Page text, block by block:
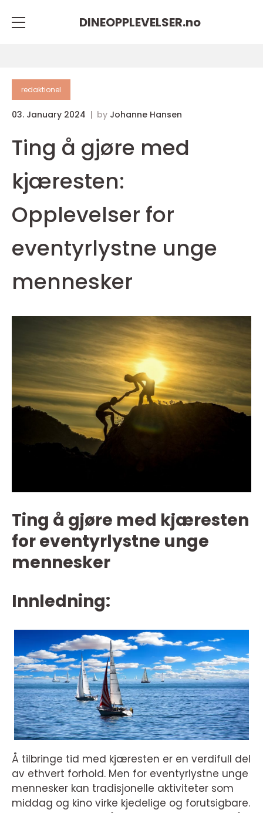
DINEOPPLEVELSER.no
redaktionel
03. January 2024 by Johanne Hansen
Ting å gjøre med
kjæresten:
Opplevelser for
eventyrlystne unge
mennesker
Ting å gjøre med kjæresten
for eventyrlystne unge
mennesker
Innledning:
Å tilbringe tid med kjæresten er en verdifull del
av ethvert forhold. Men for eventyrlystne unge
mennesker kan tradisjonelle aktiviteter som
middag og kino virke kjedelige og forutsigbare.